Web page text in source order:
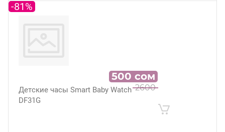
Детские часы Smart Baby Watch
DF31G
-81%
2600
500 сом